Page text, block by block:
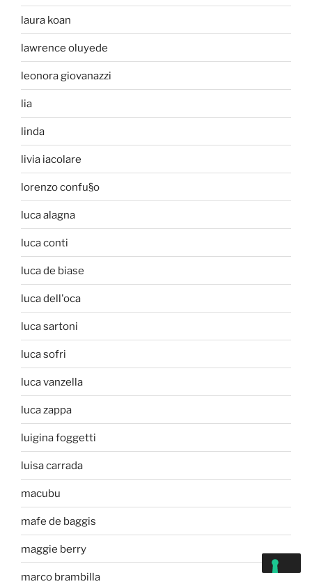
laura koan
lawrence oluyede
leonora giovanazzi
lia
linda
livia iacolare
lorenzo confu§o
luca alagna
luca conti
luca de biase
luca dell'oca
luca sartoni
luca sofri
luca vanzella
luca zappa
luigina foggetti
luisa carrada
macubu
mafe de baggis
maggie berry
marco brambilla